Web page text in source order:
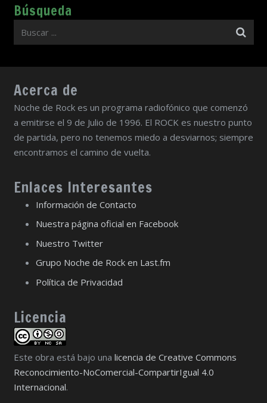
Búsqueda
Acerca de
Noche de Rock es un programa radiofónico que comenzó
a emitirse el 9 de Julio de 1996. El ROCK es nuestro punto
de partida, pero no tenemos miedo a desviarnos; siempre
encontramos el camino de vuelta.
Enlaces Interesantes
Información de Contacto
Nuestra página oficial en Facebook
Nuestro Twitter
Grupo Noche de Rock en Last.fm
Política de Privacidad
Licencia
Este obra está bajo una licencia de Creative Commons
Reconocimiento-NoComercial-CompartirIgual 4.0
Internacional.